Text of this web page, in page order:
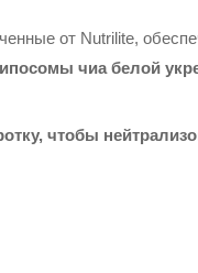
от Nutrilite,
чиа белой
чтобы